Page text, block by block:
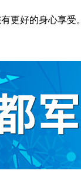
更好的身心享受